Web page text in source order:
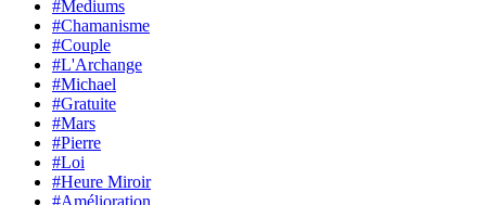
#Mediums
#Chamanisme
#Couple
#L'Archange
#Michael
#Gratuite
#Mars
#Pierre
#Loi
#Heure Miroir